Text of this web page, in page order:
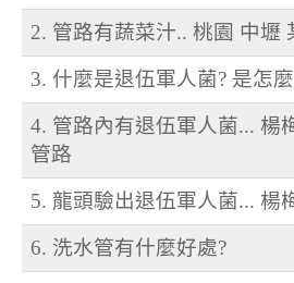
2. 管路有蔬菜汁.. 桃園 中壢
3. 什麼是退伍軍人菌? 是怎
4. 管路內有退伍軍人菌... 楊
管路
5. 龍頭驗出退伍軍人菌... 楊
6. 洗水管有什麼好處?